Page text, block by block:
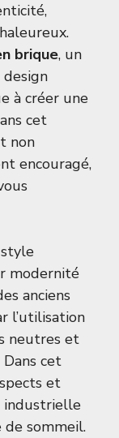
brique, un
à créer une
cet
non
encouragé,
modernité
anciens
l’utilisation
neutres et
cet
et
industrielle
de sommeil.